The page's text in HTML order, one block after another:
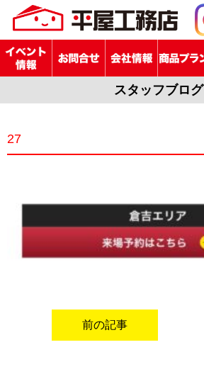
スタッフブログ
27
前の記事